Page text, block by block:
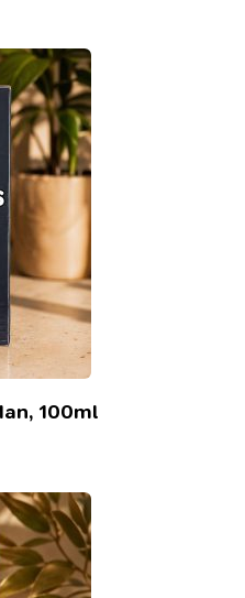
100ml